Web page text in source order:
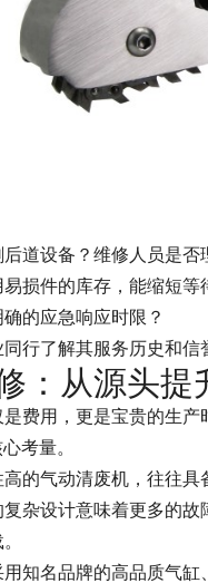
后道设备？维修人员是否
易损件的库存，能缩短等
确的应急响应时限？
行了解其服务历史和信
：从源头
费用，更是宝贵的生
考量。
的气动清废机，往往具
复杂设计意味着更多的
用知名品牌的高品质气